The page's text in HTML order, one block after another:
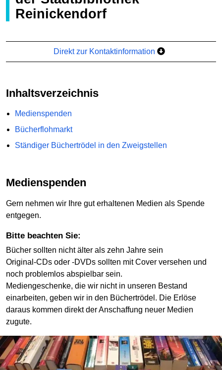
Reinickendorf
Direkt zur Kontaktinformation
Inhaltsverzeichnis
Medienspenden
Bücherflohmarkt
Ständiger Büchertrödel in den Zweigstellen
Medienspenden
Gern nehmen wir Ihre gut erhaltenen Medien als Spende
entgegen.
Bitte beachten Sie:
Bücher sollten nicht älter als zehn Jahre sein
Original-CDs oder -DVDs sollten mit Cover versehen und
noch problemlos abspielbar sein.
Mediengeschenke, die wir nicht in unseren Bestand
einarbeiten, geben wir in den Büchertrödel. Die Erlöse
daraus kommen direkt der Anschaffung neuer Medien
zugute.